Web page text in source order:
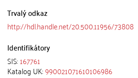
Trvalý odkaz
http://hdl.handle.net/20.500.11956/73808
Identifikátory
SIS:167761
Katalog UK:990021071610106986